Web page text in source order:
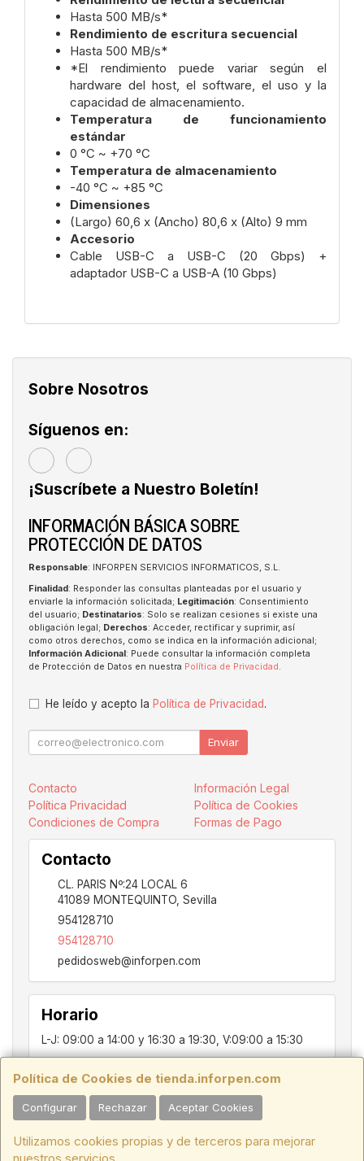
Hasta 500 MB/s*
Rendimiento de escritura secuencial
Hasta 500 MB/s*
*El rendimiento puede variar según el
hardware del host, el software, el uso y la
capacidad de almacenamiento.
Temperatura de funcionamiento
estándar
0 °C ~ +70 °C
Temperatura de almacenamiento
-40 °C ~ +85 °C
Dimensiones
(Largo) 60,6 x (Ancho) 80,6 x (Alto) 9 mm
Accesorio
Cable USB-C a USB-C (20 Gbps) +
adaptador USB-C a USB-A (10 Gbps)
Política de Cookies de tienda.inforpen.com
Configurar Rechazar Aceptar Cookies
Utilizamos cookies propias y de terceros para mejorar
Sobre Nosotros
Síguenos en:
¡Suscríbete a Nuestro Boletín!
INFORMACIÓN BÁSICA SOBRE
PROTECCIÓN DE DATOS
Responsable: INFORPEN SERVICIOS INFORMATICOS, S.L.
Finalidad : Responder las consultas planteadas por el usuario y
enviarle la información solicitada; Legitimación: Consentimiento
del usuario; Destinatarios: Solo se realizan cesiones si existe una
obligación legal; Derechos: Acceder, rectificar y suprimir, así
como otros derechos, como se indica en la información adicional;
Información Adicional : Puede consultar la información completa
de Protección de Datos en nuestra Política de Privacidad .
He leído y acepto la Política de Privacidad.
Enviar
Contacto
Información Legal
Política Privacidad
Política de Cookies
Condiciones de Compra
Formas de Pago
Contacto
CL. PARIS Nº:24 LOCAL 6
41089 MONTEQUINTO Sevilla
954128710
954128710
pedidosweb@inforpen.com
Horario
L-J: 09:00 a 14:00 y 16:30 a 19:30, V:09:00 a 15:30
PARIS, 24, LOCAL 6, 41089, Montequinto - Dos Hermanas, SEVILLA,
C.I.F.:ESB91914697 - Tfno.:954128710
HORARIO INVIERNO:Lunes a Jueves de 09:00 a 14:00 y de 16:30 a